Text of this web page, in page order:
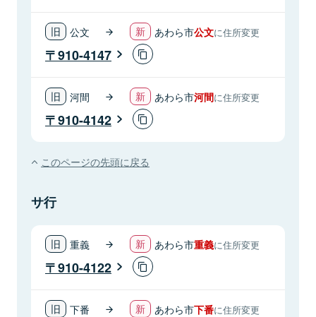
公文 あわら市公文に住所変更
910-4147
河間 あわら市河間に住所変更
910-4142
このページの先頭に戻る
サ行
重義 あわら市重義に住所変更
910-4122
下番 あわら市下番に住所変更